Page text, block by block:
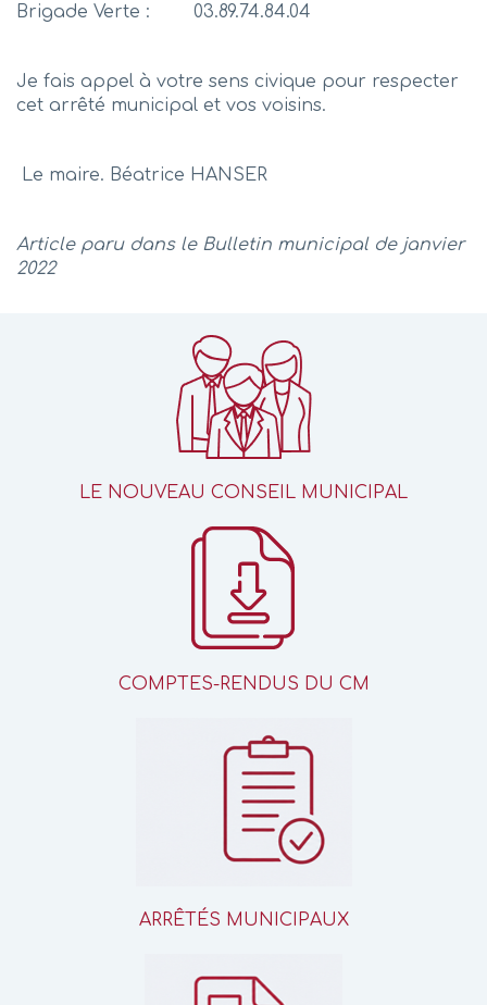
Brigade Verte : 03.89.74.84.04
Je fais appel à votre sens civique pour respecter
cet arrêté municipal et vos voisins.
Le maire. Béatrice HANSER
Article paru dans le Bulletin municipal de janvier
2022
LE NOUVEAU CONSEIL MUNICIPAL
COMPTES-RENDUS DU CM
ARRÊTÉS MUNICIPAUX